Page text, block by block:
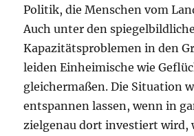
Politik, die Menschen vom
Auch unter den
Kapazitätsproblemen in den
leiden Einheimische wie
gleichermaßen. Die Situation
entspannen lassen, wenn in
zielgenau dort investiert wird,